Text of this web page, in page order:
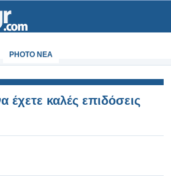
PHOTO NEA
έχετε καλές επιδόσεις